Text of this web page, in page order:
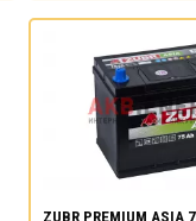
ZUBR PREMIUM ASIA